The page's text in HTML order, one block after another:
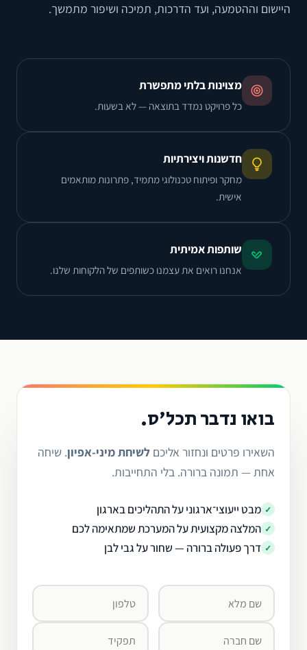
היישום וההטמעה, ועד הדרכות, תמיכה ושיפור מתמשך.
מצוינות בלתי מתפשרת
כל פרויקט נמדד בתוצאה — לא בשעות.
חדשנות ויצירתיות
מחקר ופיתוח טכנולוגי מתמיד, פתרונות מותאמים
אישית.
שותפות אמיתית
אנחנו רואים את עצמנו כשותפים של הלקוחות שלנו.
בואו נדבר תכל׳ס.
השאירו פרטים ונחזור אליכם לשיחת מיני-אפיון. שיחה
אחת — תמונה ברורה. בלי התחייבות.
✓ מבט ייעוצי־ארגוני על התהליכים בארגון
✓ המלצה מקצועית על המערכת שמתאימה לכם
✓ דרך פעולה ברורה — שחור על גבי לבן